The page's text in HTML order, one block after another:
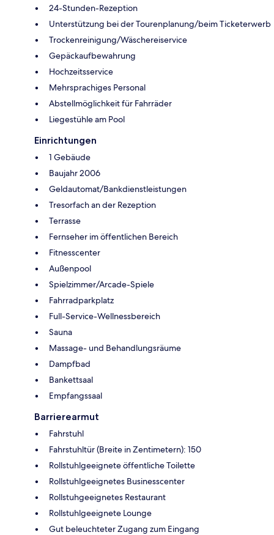
24-Stunden-Rezeption
Unterstützung bei der Tourenplanung/beim Ticketerwerb
Trockenreinigung/Wäschereiservice
Gepäckaufbewahrung
Hochzeitsservice
Mehrsprachiges Personal
Abstellmöglichkeit für Fahrräder
Liegestühle am Pool
Einrichtungen
1 Gebäude
Baujahr 2006
Geldautomat/Bankdienstleistungen
Tresorfach an der Rezeption
Terrasse
Fernseher im öffentlichen Bereich
Fitnesscenter
Außenpool
Spielzimmer/Arcade-Spiele
Fahrradparkplatz
Full-Service-Wellnessbereich
Sauna
Massage- und Behandlungsräume
Dampfbad
Bankettsaal
Empfangssaal
Barrierearmut
Fahrstuhl
Fahrstuhltür (Breite in Zentimetern): 150
Rollstuhlgeeignete öffentliche Toilette
Rollstuhlgeeignetes Businesscenter
Rollstuhgeeignetes Restaurant
Rollstuhlgeeignete Lounge
Gut beleuchteter Zugang zum Eingang